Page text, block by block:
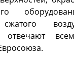
сжатого
отвечают